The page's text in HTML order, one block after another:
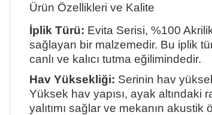
Ürün Özellikleri ve Kalite
İplik Türü: Evita Serisi, %100
sağlayan bir malzemedir. Bu iplik
canlı ve kalıcı tutma eğilimindedir.
Hav Yüksekliği: Serinin hav
Yüksek hav yapısı, ayak altındaki
yalıtımı sağlar ve mekanın akustik